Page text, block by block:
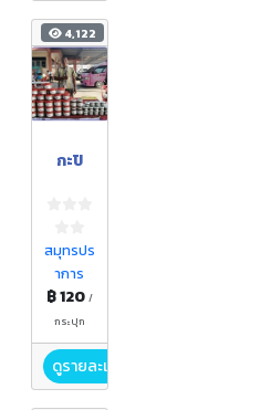
4,122
กะปิ
สมุทรปร
าการ
฿ 120 /
กระปุก
ดูรายละเอียด